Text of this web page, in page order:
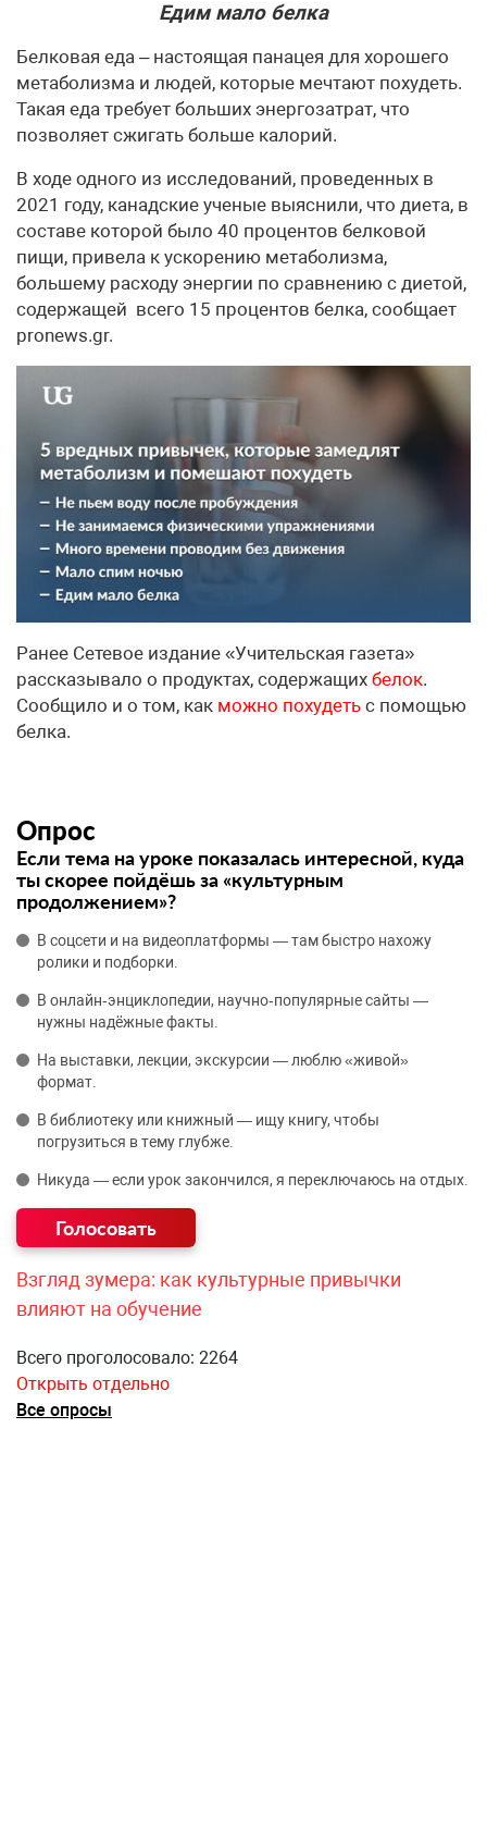
Едим мало белка
Белковая еда – настоящая панацея для хорошего
метаболизма и людей, которые мечтают похудеть.
Такая еда требует больших энергозатрат, что
позволяет сжигать больше калорий.
В ходе одного из исследований, проведенных в
2021 году, канадские ученые выяснили, что диета, в
составе которой было 40 процентов белковой
пищи, привела к ускорению метаболизма,
большему расходу энергии по сравнению с диетой,
содержащей всего 15 процентов белка, сообщает
pronews.gr.
Ранее Сетевое издание «Учительская газета»
рассказывало о продуктах, содержащих белок.
Сообщило и о том, как можно похудеть с помощью
белка.
Опрос
Если тема на уроке показалась интересной, куда
ты скорее пойдёшь за «культурным
продолжением»?
В соцсети и на видеоплатформы — там быстро нахожу
ролики и подборки.
В онлайн‑энциклопедии, научно‑популярные сайты —
нужны надёжные факты.
На выставки, лекции, экскурсии — люблю «живой»
формат.
В библиотеку или книжный — ищу книгу, чтобы
погрузиться в тему глубже.
Никуда — если урок закончился, я переключаюсь на отдых.
Взгляд зумера: как культурные привычки
влияют на обучение
Всего проголосовало: 2264
Открыть отдельно
Все опросы